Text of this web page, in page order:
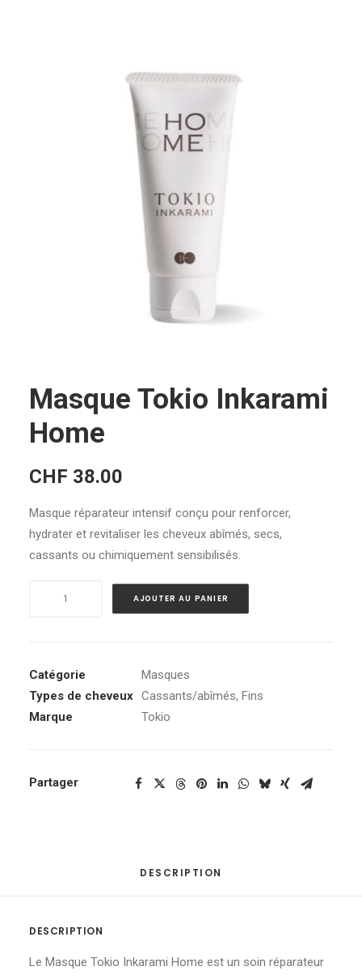
Masque Tokio Inkarami
Home
CHF 38.00
Masque réparateur intensif conçu pour renforcer,
hydrater et revitaliser les cheveux abîmés, secs,
cassants ou chimiquement sensibilisés.
Inkarami
Home
AJOUTER AU PANIER
Catégorie
Masques
Types de cheveux Cassants/abîmés, Fins
Marque
Tokio
Partager
DESCRIPTION
DESCRIPTION
Le Masque Tokio Inkarami Home est un soin réparateur